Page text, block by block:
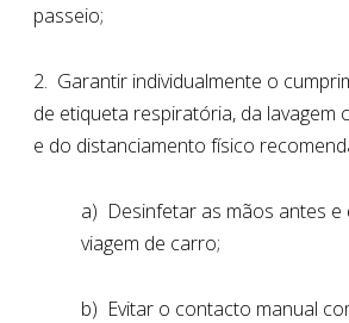
passeio;
2. Garantir individualmente o
de etiqueta respiratória, da lavagem
e do distanciamento físico
a) Desinfetar as mãos antes e
viagem de carro;
b) Evitar o contacto manual